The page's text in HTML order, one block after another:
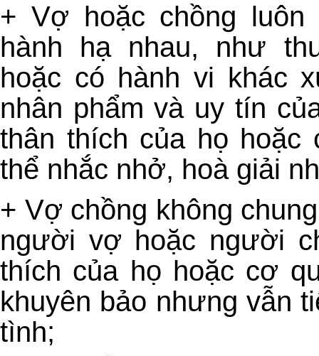
+ Vợ hoặc chồng
hành hạ nhau, như
hoặc có hành vi khác
nhân phẩm và uy tín
thân thích của họ hoặc
thể nhắc nhở, hoà giải
+ Vợ chồng không
người vợ hoặc người
thích của họ hoặc cơ
khuyên bảo nhưng vẫn
tình;